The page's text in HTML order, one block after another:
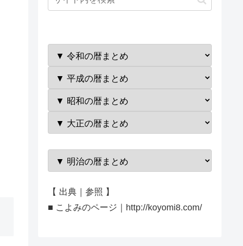
【 出典｜参照 】
■ こよみのページ｜http://koyomi8.com/